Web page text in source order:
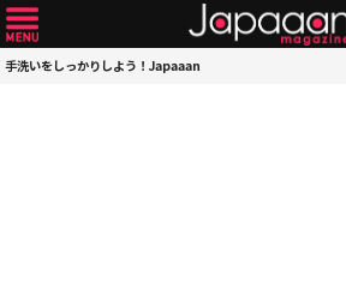
手洗いをしっかりしよう！Japaaan